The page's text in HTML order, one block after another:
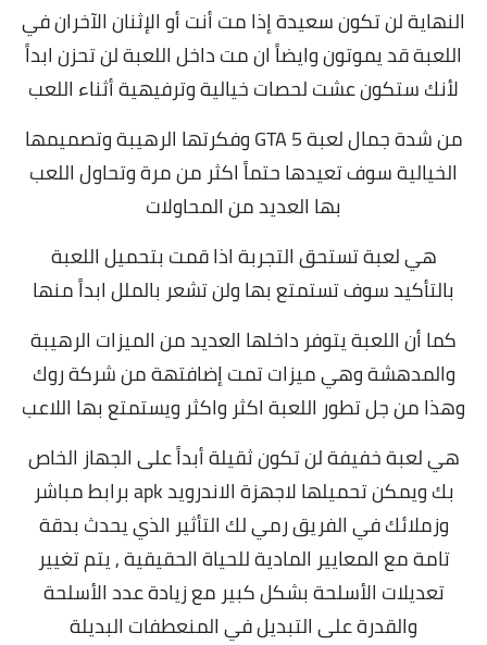
النهاية لن تكون سعيدة إذا مت أنت أو الإثنان الآخران في
اللعبة قد يموتون وايضاً ان مت داخل اللعبة لن تحزن ابداً
لأنك ستكون عشت لحصات خيالية وترفيهية أثناء اللعب
من شدة جمال لعبة GTA 5 وفكرتها الرهيبة وتصميمها
الخيالية سوف تعيدها حتماً اكثر من مرة وتحاول اللعب
بها العديد من المحاولات
هي لعبة تستحق التجربة اذا قمت بتحميل اللعبة
بالتأكيد سوف تستمتع بها ولن تشعر بالملل ابداً منها
كما أن اللعبة يتوفر داخلها العديد من الميزات الرهيبة
والمدهشة وهي ميزات تمت إضافتهة من شركة روك
وهذا من جل تطور اللعبة اكثر واكثر ويستمتع بها اللاعب
هي لعبة خفيفة لن تكون ثقيلة أبداً على الجهاز الخاص
بك ويمكن تحميلها لاجهزة الاندرويد apk برابط مباشر
وزملائك في الفريق رمي لك التأثير الذي يحدث بدقة
تامة مع المعايير المادية للحياة الحقيقية , يتم تغيير
تعديلات الأسلحة بشكل كبير مع زيادة عدد الأسلحة
والقدرة على التبديل في المنعطفات البديلة